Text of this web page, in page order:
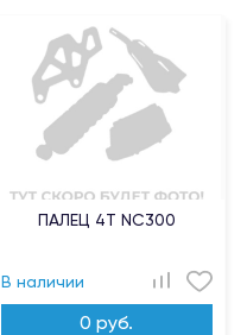
ПАЛЕЦ 4T NC300
В наличии
0 руб.